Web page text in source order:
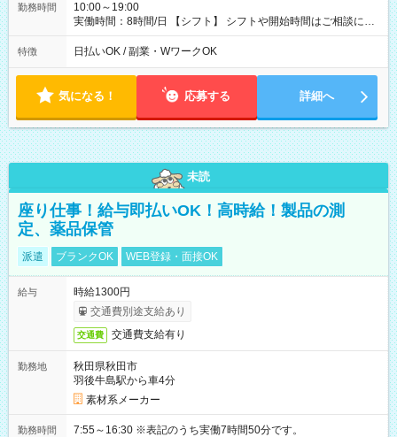
勤務時間
10:00～19:00
実働時間：8時間/日 【シフト】 シフトや開始時間はご相談に応
じます。 【休憩】 休憩60分（昼40分/夕方20分） 【残業】 残業
はほぼありません。
特徴 日払いOK / 副業・WワークOK
気になる！ 応募する 詳細へ
未読
座り仕事！給与即払いOK！高時給！製品の測
定、薬品保管
派遣 ブランクOK WEB登録・面接OK
給与
時給1300円
交通費別途支給あり
交通費 交通費支給有り
勤務地
秋田県秋田市
羽後牛島駅から車4分
素材系メーカー
勤務時間 7:55～16:30 ※表記のうち実働7時間50分です。